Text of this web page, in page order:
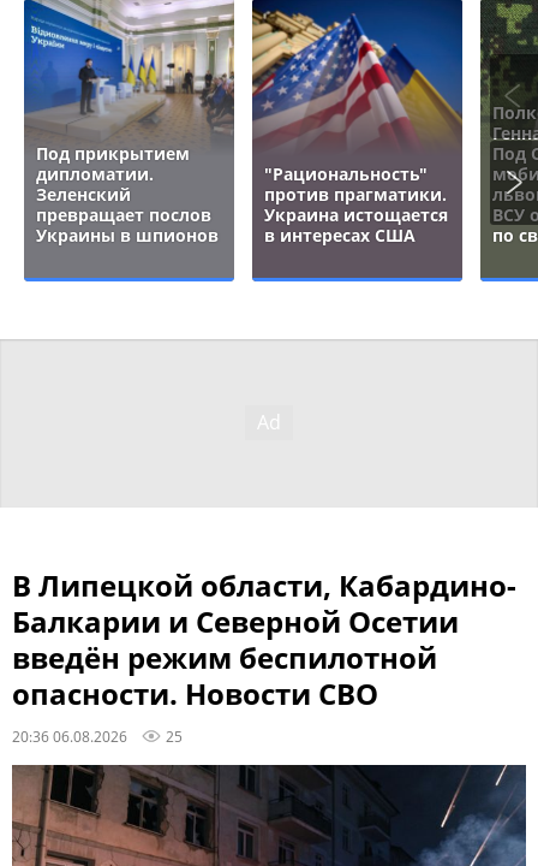
Под прикрытием
дипломатии.
Зеленский
превращает послов
Украины в шпионов
"Рациональность"
против прагматики.
Украина истощается
в интересах США
Под
ВСУ
по
В Липецкой области, Кабардино-
Балкарии и Северной Осетии
введён режим беспилотной
опасности. Новости СВО
20:36 06.08.2026 25